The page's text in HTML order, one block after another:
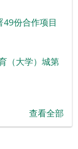
份合作项目
（大学）城第
查看全部